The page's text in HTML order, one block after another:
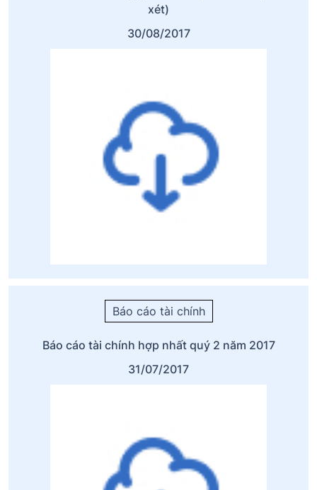
xét)
30/08/2017
Báo cáo tài chính
Báo cáo tài chính hợp nhất quý 2 năm 2017
31/07/2017